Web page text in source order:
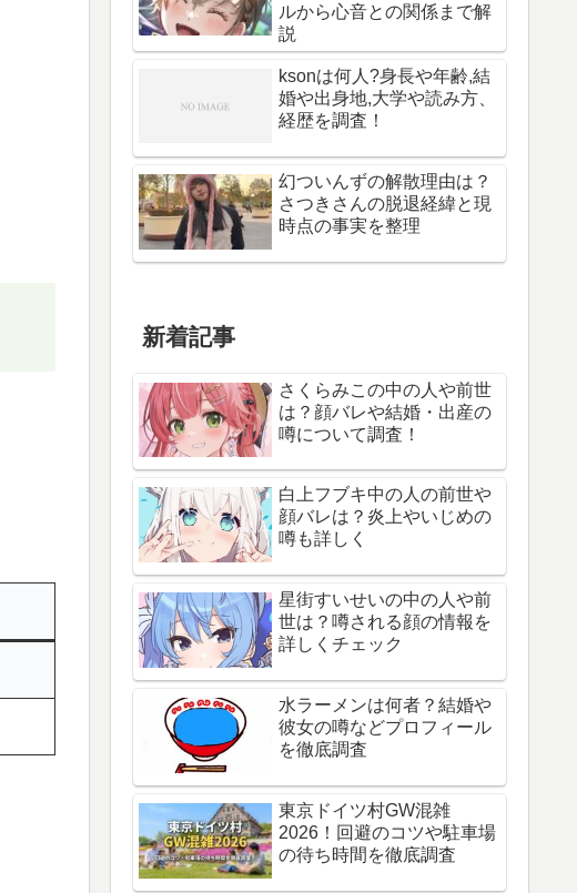
ルから心音との関係まで解
説
ksonは何人?身長や年齢,結
婚や出身地,大学や読み方、
経歴を調査！
幻ついんずの解散理由は？
さつきさんの脱退経緯と現
時点の事実を整理
新着記事
さくらみこの中の人や前世
は？顔バレや結婚・出産の
噂について調査！
白上フブキ中の人の前世や
顔バレは？炎上やいじめの
噂も詳しく
星街すいせいの中の人や前
世は？噂される顔の情報を
詳しくチェック
水ラーメンは何者？結婚や
彼女の噂などプロフィール
を徹底調査
東京ドイツ村GW混雑
2026！回避のコツや駐車場
の待ち時間を徹底調査